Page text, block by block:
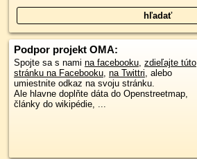
Podpor projekt OMA:
Spojte sa s nami na facebooku, zdieľajte túto
stránku na Facebooku, na Twittri, alebo
umiestnite odkaz na svoju stránku.
Ale hlavne doplňte dáta do Openstreetmap,
články do wikipédie, ...